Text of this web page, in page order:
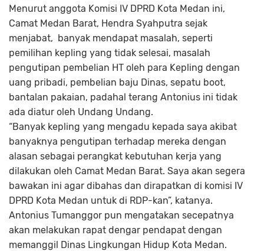
Menurut anggota Komisi IV DPRD Kota Medan ini,
Camat Medan Barat, Hendra Syahputra sejak
menjabat, banyak mendapat masalah, seperti
pemilihan kepling yang tidak selesai, masalah
pengutipan pembelian HT oleh para Kepling dengan
uang pribadi, pembelian baju Dinas, sepatu boot,
bantalan pakaian, padahal terang Antonius ini tidak
ada diatur oleh Undang Undang.
“Banyak kepling yang mengadu kepada saya akibat
banyaknya pengutipan terhadap mereka dengan
alasan sebagai perangkat kebutuhan kerja yang
dilakukan oleh Camat Medan Barat. Saya akan segera
bawakan ini agar dibahas dan dirapatkan di komisi IV
DPRD Kota Medan untuk di RDP-kan”, katanya.
Antonius Tumanggor pun mengatakan secepatnya
akan melakukan rapat dengar pendapat dengan
memanggil Dinas Lingkungan Hidup Kota Medan.